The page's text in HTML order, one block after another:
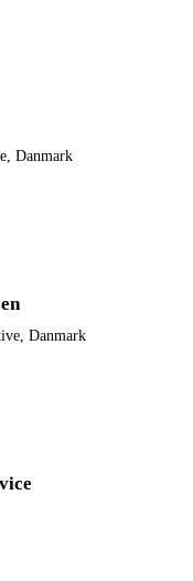
Danmark
Danmark